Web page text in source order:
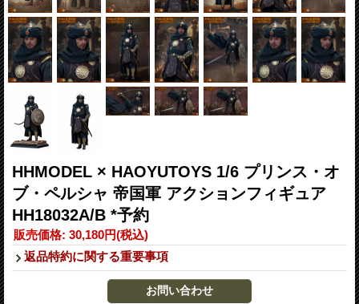
HHMODEL × HAOYUTOYS 1/6 プリンス・オ
ブ・ペルシャ 帝国軍 アクションフィギュア
HH18032A/B *予約
販売価格: 30,180円(税込)
返品特約に関する重要事項